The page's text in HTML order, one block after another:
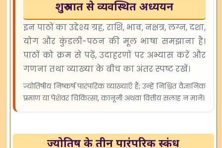
शुरुआत से व्यवस्थित अध्ययन
इन पाठों का उद्देश्य ग्रह, राशि, भाव, नक्षत्र, लग्न, दशा,
योग और कुंडली-पठन की मूल भाषा समझाना है।
पाठों को क्रम से पढ़ें, उदाहरणों पर अभ्यास करें और
गणना तथा व्याख्या के बीच का अंतर स्पष्ट रखें।
ज्योतिषीय निष्कर्ष पारंपरिक व्याख्याएँ हैं; उन्हें निश्चित वैज्ञानिक
प्रमाण या पेशेवर चिकित्सा, कानूनी अथवा वित्तीय सलाह न मानें।
ज्योतिष के तीन पारंपरिक स्कंध